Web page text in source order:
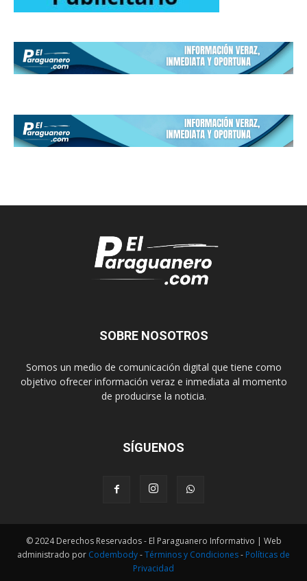
SOBRE NOSOTROS
Somos un medio de comunicación digital que tiene como
objetivo ofrecer información veraz e inmediata al momento
de producirse la noticia.
SÍGUENOS
© 2024 Derechos Reservados - El Paraguanero Informativo | Web
administrado por Codembody-Términos y Condiciones- Políticas de
Privacidad